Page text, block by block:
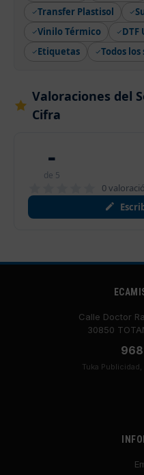
Transfer Plastisol
Vinilo Térmico
DTF
Etiquetas
Todos
Valoraciones del
Cifra
-
de 5
0
Calle Doctor
30850
968
Tuka